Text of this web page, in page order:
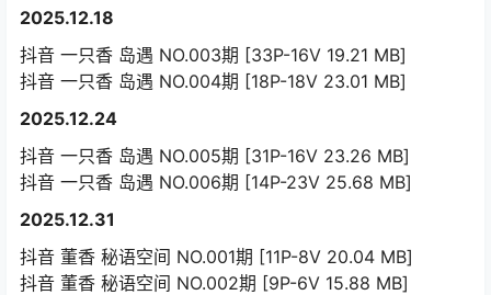
2025.12.18
抖音 一只香 岛遇 NO.003期 [33P-16V 19.21 MB]
抖音 一只香 岛遇 NO.004期 [18P-18V 23.01 MB]
2025.12.24
抖音 一只香 岛遇 NO.005期 [31P-16V 23.26 MB]
抖音 一只香 岛遇 NO.006期 [14P-23V 25.68 MB]
2025.12.31
抖音 董香 秘语空间 NO.001期 [11P-8V 20.04 MB]
抖音 董香 秘语空间 NO.002期 [9P-6V 15.88 MB]